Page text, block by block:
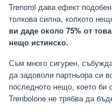
Trenorol дава ефект
толкова силна, колкото
ви даде около 75% от
нещо истинско.
Съм много сигурен,
да задоволи партньора си
последното нещо, което би
Trenbolone не трябва да